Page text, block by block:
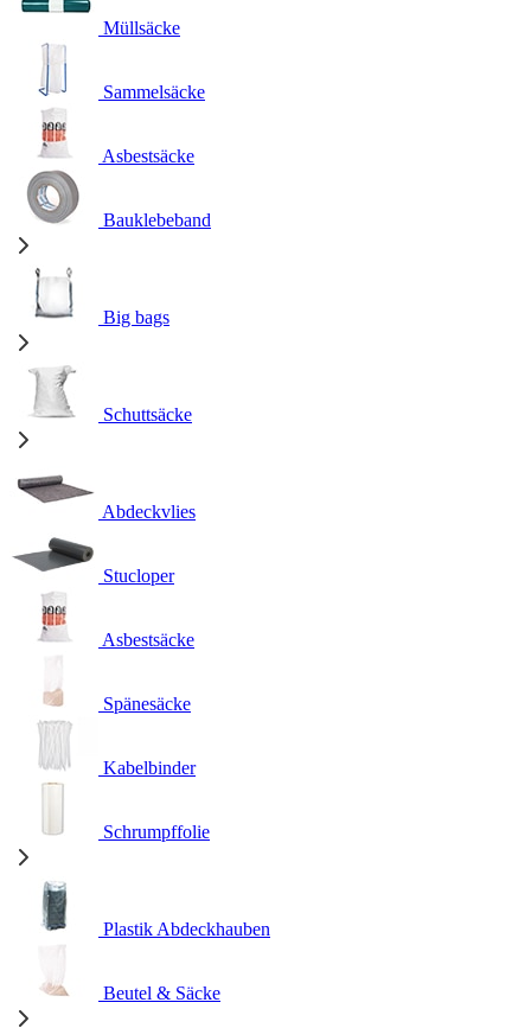
Müllsäcke
Sammelsäcke
Asbestsäcke
Bauklebeband
Big bags
Schuttsäcke
Abdeckvlies
Stucloper
Asbestsäcke
Spänesäcke
Kabelbinder
Schrumpffolie
Plastik Abdeckhauben
Beutel & Säcke